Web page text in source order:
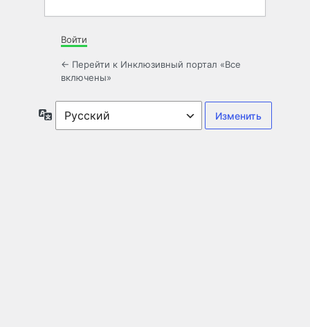
Войти
← Перейти к Инклюзивный портал «Все
включены»
Язык